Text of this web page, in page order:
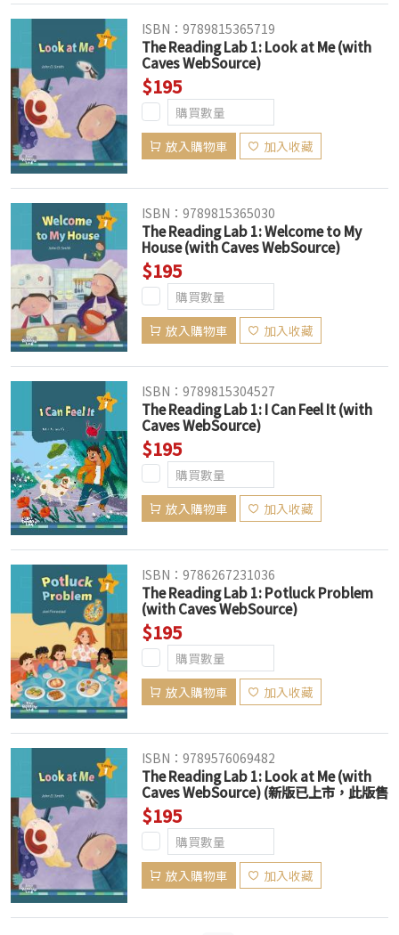
ISBN：9789815365719
The Reading Lab 1: Look at Me (with
Caves WebSource)
$195
放入購物車 加入收藏
ISBN：9789815365030
The Reading Lab 1: Welcome to My
House (with Caves WebSource)
$195
放入購物車 加入收藏
ISBN：9789815304527
The Reading Lab 1: I Can Feel It (with
Caves WebSource)
$195
放入購物車 加入收藏
ISBN：9786267231036
The Reading Lab 1: Potluck Problem
(with Caves WebSource)
$195
放入購物車 加入收藏
ISBN：9789576069482
The Reading Lab 1: Look at Me (with
Caves WebSource) (新版已上市，此版售
完為止)
$195
放入購物車 加入收藏